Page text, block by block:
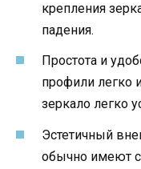
крепления
падения.
Простота и
профили легко
зеркало легко
Эстетичный
обычно имеют